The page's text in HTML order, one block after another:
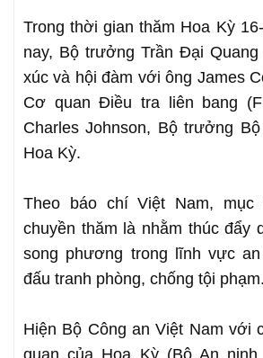
Trong thời gian thăm Hoa Kỳ
nay, Bộ trưởng Trần Đại
xúc và hội đàm với ông James
Cơ quan Điều tra liên bang
Charles Johnson, Bộ trưởng
Hoa Kỳ.
Theo báo chí Việt Nam, mục
chuyền thăm là nhằm thúc đẩy
song phương trong lĩnh vực
đấu tranh phòng, chống tội phạm.
Hiện Bộ Công an Việt Nam với
quan của Hoa Kỳ (Bộ An